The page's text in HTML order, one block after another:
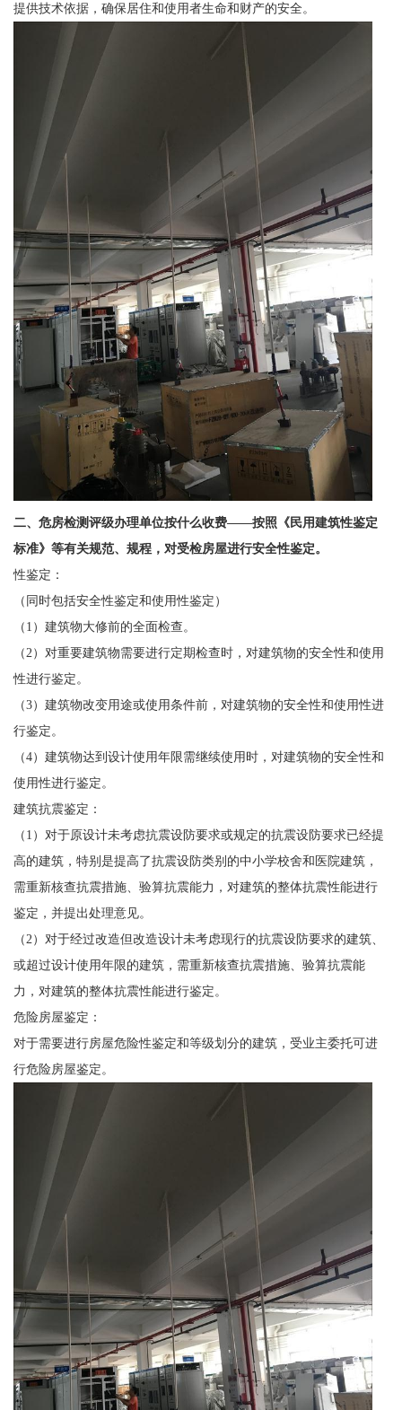
提供技术依据，确保居住和使用者生命和财产的安全。
二、 危房检测评级办理单位按什么收费——按照《民用建筑性鉴定
标准》等有关规范、规程，对受检房屋进行安全性鉴定。
性鉴定：
（同时包括安全性鉴定和使用性鉴定）
（1）建筑物大修前的全面检查。
（2）对重要建筑物需要进行定期检查时，对建筑物的安全性和使用
性进行鉴定。
（3）建筑物改变用途或使用条件前，对建筑物的安全性和使用性进
行鉴定。
（4）建筑物达到设计使用年限需继续使用时，对建筑物的安全性和
使用性进行鉴定。
建筑抗震鉴定：
（1）对于原设计未考虑抗震设防要求或规定的抗震设防要求已经提
高的建筑，特别是提高了抗震设防类别的中小学校舍和医院建筑，
需重新核查抗震措施、验算抗震能力，对建筑的整体抗震性能进行
鉴定，并提出处理意见。
（2）对于经过改造但改造设计未考虑现行的抗震设防要求的建筑、
或超过设计使用年限的建筑，需重新核查抗震措施、验算抗震能
力，对建筑的整体抗震性能进行鉴定。
危险房屋鉴定：
对于需要进行房屋危险性鉴定和等级划分的建筑，受业主委托可进
行危险房屋鉴定。